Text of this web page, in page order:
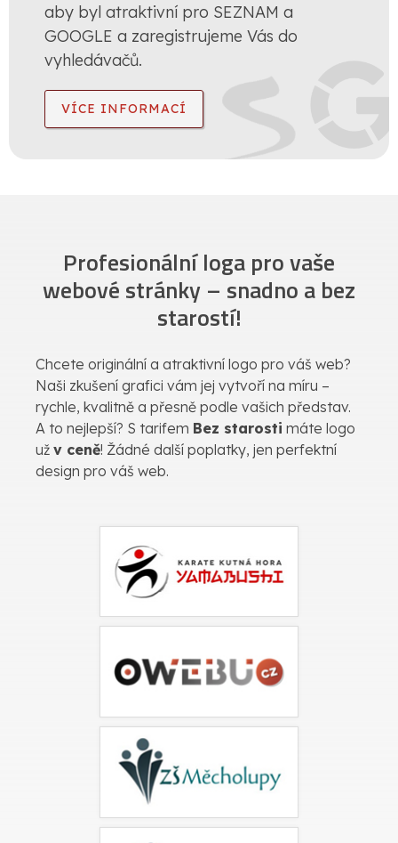
aby byl atraktivní pro SEZNAM a
GOOGLE a zaregistrujeme Vás do
vyhledávačů.
VÍCE INFORMACÍ
Profesionální loga pro vaše
webové stránky – snadno a bez
starostí!
Chcete originální a atraktivní logo pro váš web?
Naši zkušení grafici vám jej vytvoří na míru –
rychle, kvalitně a přesně podle vašich představ.
A to nejlepší? S tarifem Bez starosti máte logo
už v ceně! Žádné další poplatky, jen perfektní
design pro váš web.